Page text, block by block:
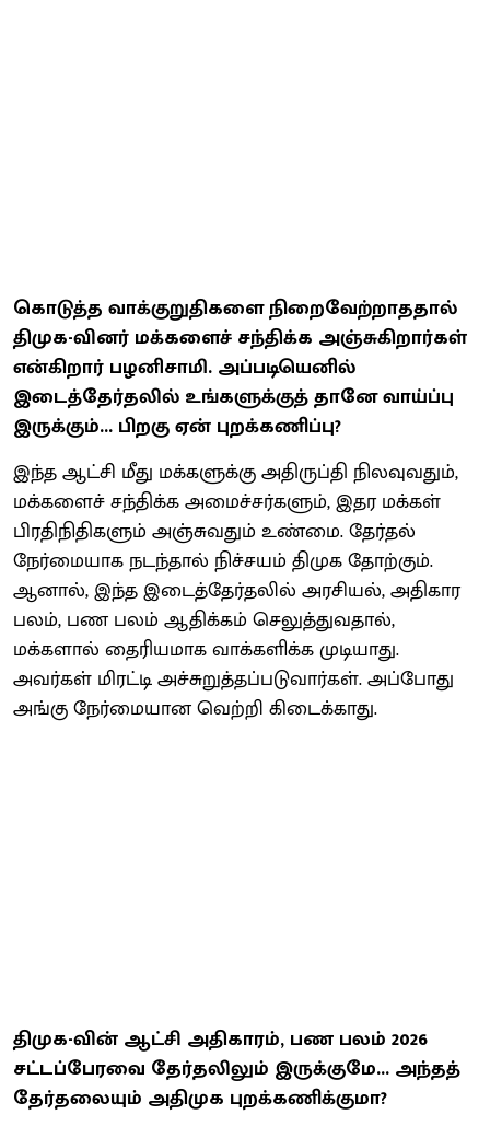
கொடுத்த வாக்குறுதிகளை நிறைவேற்றாததால்
திமுக-வினர் மக்களைச் சந்திக்க அஞ்சுகிறார்கள்
என்கிறார் பழனிசாமி. அப்படியெனில்
இடைத்தேர்தலில் உங்களுக்குத் தானே வாய்ப்பு
இருக்கும்... பிறகு ஏன் புறக்கணிப்பு?
இந்த ஆட்சி மீது மக்களுக்கு அதிருப்தி நிலவுவதும்,
மக்களைச் சந்திக்க அமைச்சர்களும், இதர மக்கள்
பிரதிநிதிகளும் அஞ்சுவதும் உண்மை. தேர்தல்
நேர்மையாக நடந்தால் நிச்சயம் திமுக தோற்கும்.
ஆனால், இந்த இடைத்தேர்தலில் அரசியல், அதிகார
பலம், பண பலம் ஆதிக்கம் செலுத்துவதால்,
மக்களால் தைரியமாக வாக்களிக்க முடியாது.
அவர்கள் மிரட்டி அச்சுறுத்தப்படுவார்கள். அப்போது
அங்கு நேர்மையான வெற்றி கிடைக்காது.
திமுக-வின் ஆட்சி அதிகாரம், பண பலம் 2026
சட்டப்பேரவை தேர்தலிலும் இருக்குமே... அந்தத்
தேர்தலையும் அதிமுக புறக்கணிக்குமா?